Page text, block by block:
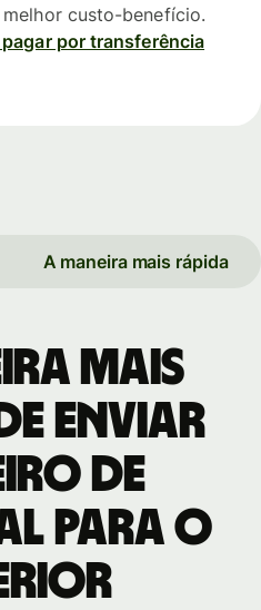
custo-benefício.
por transferência
A maneira mais rápida
mais
enviar
de
para o